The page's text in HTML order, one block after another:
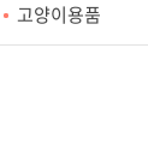
니다.
고양이용품